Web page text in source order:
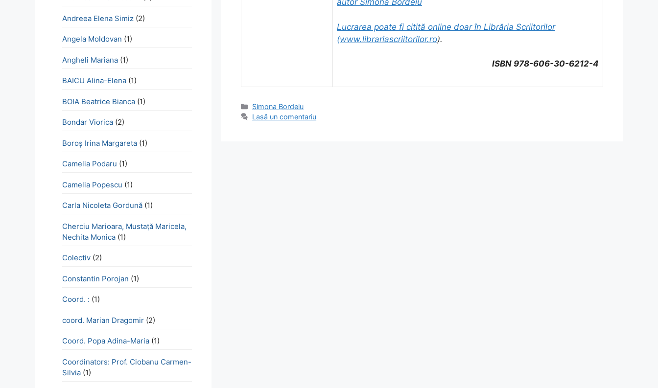
autor Simona Bordeiu
Lucrarea poate fi citită online doar în Librăria Scriitorilor
(www.librariascriitorilor.ro).
ISBN 978-606-30-6212-4
Categorii
Simona Bordeiu
Lasă un comentariu
Andreea Elena Simiz (2)
Angela Moldovan (1)
Angheli Mariana (1)
BAICU Alina-Elena (1)
BOIA Beatrice Bianca (1)
Bondar Viorica (2)
Boroş Irina Margareta (1)
Camelia Podaru (1)
Camelia Popescu (1)
Carla Nicoleta Gordună (1)
Cherciu Marioara, Mustață Maricela,
Nechita Monica (1)
Colectiv (2)
Constantin Porojan (1)
Coord. : (1)
coord. Marian Dragomir (2)
Coord. Popa Adina-Maria (1)
Coordinators: Prof. Ciobanu Carmen-
Silvia (1)